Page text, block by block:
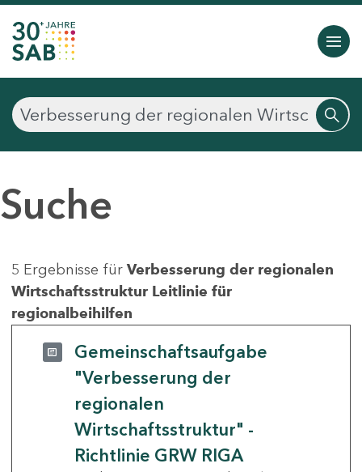
Suche
5 Ergebnisse für Verbesserung der regionalen
Wirtschaftsstruktur Leitlinie für
regionalbeihilfen
Gemeinschaftsaufgabe
"Verbesserung der
regionalen
Wirtschaftsstruktur" -
Richtlinie GRW RIGA